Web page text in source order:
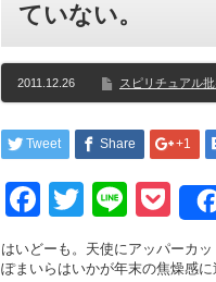
ていない。
2011.12.26 スピリチュアル批
Tweet Share +1
Facebook
Twitter
Line
はいどーも。天使にアッパーカ
ぽまいらはいかが年末の焦燥感に